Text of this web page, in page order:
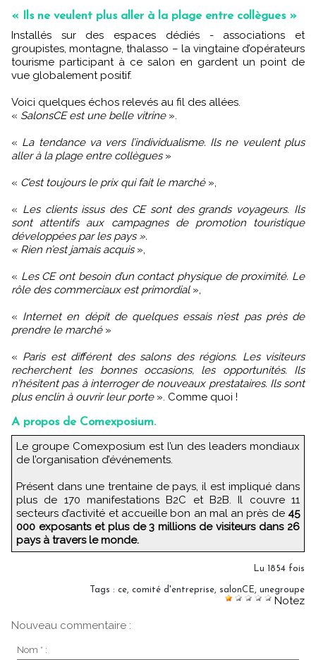
« Ils ne veulent plus aller à la plage entre collègues »
Installés sur des espaces dédiés - associations et
groupistes, montagne, thalasso – la vingtaine d’opérateurs
tourisme participant à ce salon en gardent un point de
vue globalement positif.
Voici quelques échos relevés au fil des allées.
« SalonsCE est une belle vitrine».
« La tendance va vers l’individualisme. Ils ne veulent plus
aller à la plage entre collègues »
« C’est toujours le prix qui fait le marché»,
« Les clients issus des CE sont des grands voyageurs. Ils
sont attentifs aux campagnes de promotion touristique
développées par les pays ».
« Rien n’est jamais acquis»,
« Les CE ont besoin d’un contact physique de proximité. Le
rôle des commerciaux est primordial »,
« Internet en dépit de quelques essais n’est pas près de
prendre le marché»
« Paris est différent des salons des régions. Les visiteurs
recherchent les bonnes occasions, les opportunités. Ils
n’hésitent pas à interroger de nouveaux prestataires. Ils sont
plus enclin à ouvrir leur porte ». Comme quoi !
A propos de Comexposium.
Le groupe Comexposium est l’un des leaders mondiaux
de l’organisation d’événements.
Présent dans une trentaine de pays, il est impliqué dans
plus de 170 manifestations B2C et B2B. Il couvre 11
secteurs d’activité et accueille bon an mal an près de 45
000 exposants et plus de 3 millions de visiteurs dans 26
pays à travers le monde.
Lu 1854 fois
Tags : ce comité d'entreprise salonCE unegroupe
Notez
Nouveau commentaire :
Nom * :